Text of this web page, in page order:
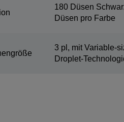
180 Düsen
Düsen pro Farbe
3 pl, mit Variable-
Droplet-